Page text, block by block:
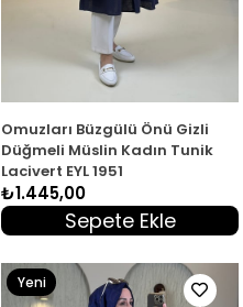
Omuzları Büzgülü Önü Gizli
Düğmeli Müslin Kadın Tunik
Lacivert EYL 1951
₺1.445,00
Sepete Ekle
Yeni